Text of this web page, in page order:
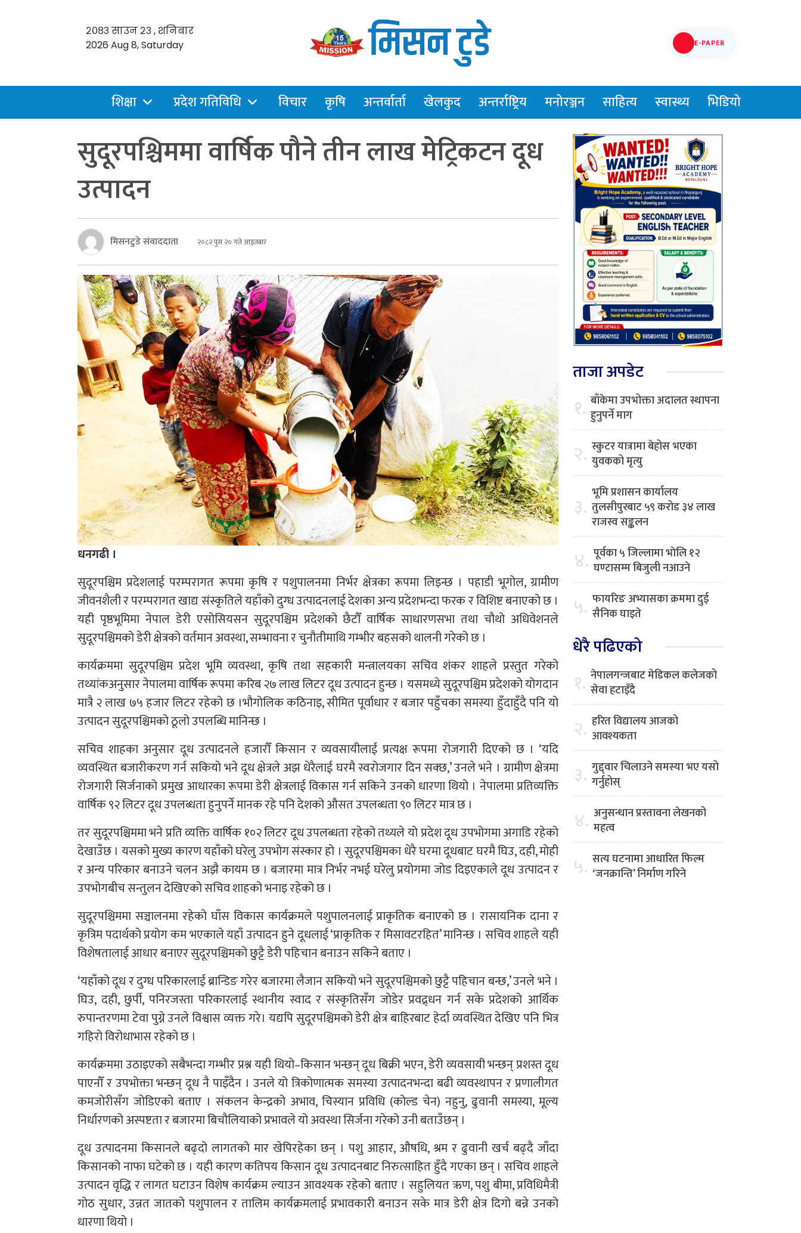
२०८३ साउन २३ , शनिबार
2026 Aug 8, Saturday
E-PAPER
शिक्षा प्रदेश गतिविधि विचार कृषि अन्तर्वार्ता खेलकुद अन्तर्राष्ट्रिय मनोरञ्जन साहित्य स्वास्थ्य भिडियो
सुदूरपश्चिममा वार्षिक पौने तीन लाख मेट्रिकटन दूध
उत्पादन
मिसनटुडे संवाददाता २०८२ पुस २० गते आइतबार
धनगढी ।
सुदूरपश्चिम प्रदेशलाई परम्परागत रूपमा कृषि र पशुपालनमा निर्भर क्षेत्रका रूपमा लिइन्छ । पहाडी भूगोल, ग्रामीण
जीवनशैली र परम्परागत खाद्य संस्कृतिले यहाँको दुग्ध उत्पादनलाई देशका अन्य प्रदेशभन्दा फरक र विशिष्ट बनाएको छ ।
यही पृष्ठभूमिमा नेपाल डेरी एसोसियसन सुदूरपश्चिम प्रदेशको छैटौँ वार्षिक साधारणसभा तथा चौथो अधिवेशनले
सुदूरपश्चिमको डेरी क्षेत्रको वर्तमान अवस्था, सम्भावना र चुनौतीमाथि गम्भीर बहसको थालनी गरेको छ ।
कार्यक्रममा सुदूरपश्चिम प्रदेश भूमि व्यवस्था, कृषि तथा सहकारी मन्त्रालयका सचिव शंकर शाहले प्रस्तुत गरेको
तथ्यांकअनुसार नेपालमा वार्षिक रूपमा करिब २७ लाख लिटर दूध उत्पादन हुन्छ । यसमध्ये सुदूरपश्चिम प्रदेशको योगदान
मात्रै २ लाख ७५ हजार लिटर रहेको छ ।भौगोलिक कठिनाइ, सीमित पूर्वाधार र बजार पहुँचका समस्या हुँदाहुँदै पनि यो
उत्पादन सुदूरपश्चिमको ठूलो उपलब्धि मानिन्छ ।
सचिव शाहका अनुसार दूध उत्पादनले हजारौँ किसान र व्यवसायीलाई प्रत्यक्ष रूपमा रोजगारी दिएको छ । ‘यदि
व्यवस्थित बजारीकरण गर्न सकियो भने दूध क्षेत्रले अझ धेरैलाई घरमै स्वरोजगार दिन सक्छ,’ उनले भने । ग्रामीण क्षेत्रमा
रोजगारी सिर्जनाको प्रमुख आधारका रूपमा डेरी क्षेत्रलाई विकास गर्न सकिने उनको धारणा थियो । नेपालमा प्रतिव्यक्ति
वार्षिक ९२ लिटर दूध उपलब्धता हुनुपर्ने मानक रहे पनि देशको औसत उपलब्धता ९० लिटर मात्र छ ।
तर सुदूरपश्चिममा भने प्रति व्यक्ति वार्षिक १०२ लिटर दूध उपलब्धता रहेको तथ्यले यो प्रदेश दूध उपभोगमा अगाडि रहेको
देखाउँछ । यसको मुख्य कारण यहाँको घरेलु उपभोग संस्कार हो । सुदूरपश्चिमका धेरै घरमा दूधबाट घरमै घिउ, दही, मोही
र अन्य परिकार बनाउने चलन अझै कायम छ । बजारमा मात्र निर्भर नभई घरेलु प्रयोगमा जोड दिइएकाले दूध उत्पादन र
उपभोगबीच सन्तुलन देखिएको सचिव शाहको भनाइ रहेको छ ।
सुदूरपश्चिममा सञ्चालनमा रहेको घाँस विकास कार्यक्रमले पशुपालनलाई प्राकृतिक बनाएको छ । रासायनिक दाना र
कृत्रिम पदार्थको प्रयोग कम भएकाले यहाँ उत्पादन हुने दूधलाई ‘प्राकृतिक र मिसावटरहित’ मानिन्छ । सचिव शाहले यही
विशेषतालाई आधार बनाएर सुदूरपश्चिमको छुट्टै डेरी पहिचान बनाउन सकिने बताए ।
‘यहाँको दूध र दुग्ध परिकारलाई ब्रान्डिङ गरेर बजारमा लैजान सकियो भने सुदूरपश्चिमको छुट्टै पहिचान बन्छ,’ उनले भने ।
घिउ, दही, छुर्पी, पनिरजस्ता परिकारलाई स्थानीय स्वाद र संस्कृतिसँग जोडेर प्रवद्र्धन गर्न सके प्रदेशको आर्थिक
रुपान्तरणमा टेवा पुग्ने उनले विश्वास व्यक्त गरे। यद्यपि सुदूरपश्चिमको डेरी क्षेत्र बाहिरबाट हेर्दा व्यवस्थित देखिए पनि भित्र
गहिरो विरोधाभास रहेको छ ।
कार्यक्रममा उठाइएको सबैभन्दा गम्भीर प्रश्न यही थियो–किसान भन्छन् दूध बिक्री भएन, डेरी व्यवसायी भन्छन् प्रशस्त दूध
पाएनौँ र उपभोक्ता भन्छन् दूध नै पाइँदैन । उनले यो त्रिकोणात्मक समस्या उत्पादनभन्दा बढी व्यवस्थापन र प्रणालीगत
कमजोरीसँग जोडिएको बताए । संकलन केन्द्रको अभाव, चिस्यान प्रविधि (कोल्ड चेन) नहुनु, ढुवानी समस्या, मूल्य
निर्धारणको अस्पष्टता र बजारमा बिचौलियाको प्रभावले यो अवस्था सिर्जना गरेको उनी बताउँछन् ।
दूध उत्पादनमा किसानले बढ्दो लागतको मार खेपिरहेका छन् । पशु आहार, औषधि, श्रम र ढुवानी खर्च बढ्दै जाँदा
किसानको नाफा घटेको छ । यही कारण कतिपय किसान दूध उत्पादनबाट निरुत्साहित हुँदै गएका छन् । सचिव शाहले
उत्पादन वृद्धि र लागत घटाउन विशेष कार्यक्रम ल्याउन आवश्यक रहेको बताए । सहुलियत ऋण, पशु बीमा, प्रविधिमैत्री
गोठ सुधार, उन्नत जातको पशुपालन र तालिम कार्यक्रमलाई प्रभावकारी बनाउन सके मात्र डेरी क्षेत्र दिगो बन्ने उनको
धारणा थियो ।
ताजा अपडेट
१. बाँकेमा उपभोक्ता अदालत स्थापना
हुनुपर्ने माग
२. स्कुटर यात्रामा बेहोस भएका
युवकको मृत्यु
३. भूमि प्रशासन कार्यालय
तुलसीपुरबाट ५९ करोड ३४ लाख
राजस्व सङ्कलन
४. पूर्वका ५ जिल्लामा भाेलि १२
घण्टासम्म बिजुली नआउने
५. फायरिङ अभ्यासका क्रममा दुई
सैनिक घाइते
धेरै पढिएको
१. नेपालगन्जबाट मेडिकल कलेजको
सेवा हटाइँदै
२. हरित विद्यालय आजको
आवश्यकता
३. गुद्द्वार चिलाउने समस्या भए यसो
गर्नुहोस्
४. अनुसन्धान प्रस्तावना लेखनको
महत्व
५. सत्य घटनामा आधारित फिल्म
‘जनक्रान्ति’ निर्माण गरिने